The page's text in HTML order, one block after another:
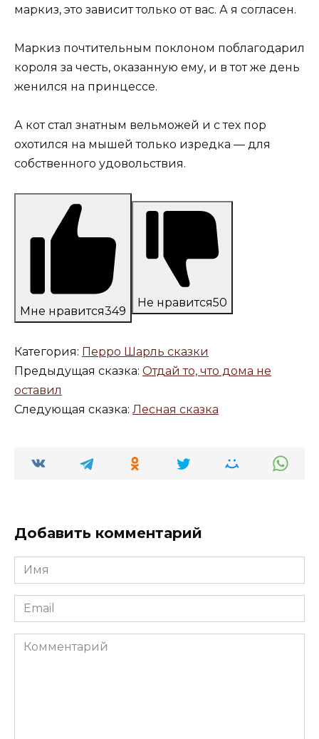
маркиз, это зависит только от вас. А я согласен.
Маркиз почтительным поклоном поблагодарил
короля за честь, оказанную ему, и в тот же день
женился на принцессе.
А кот стал знатным вельможей и с тех пор
охотился на мышей только изредка — для
собственного удовольствия.
Мне нравится349
Не нравится50
Категория: Перро Шарль сказки
Предыдущая сказка: Отдай то, что дома не
оставил
Следующая сказка: Лесная сказка
Добавить комментарий
Имя
*
Email
*
Комментарий